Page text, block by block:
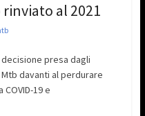
rinviato al 2021
presa dagli
davanti al perdurare
19 e